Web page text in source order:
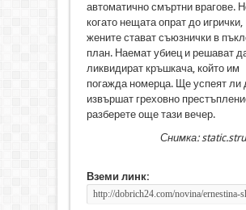
автоматично смъртни врагове.
когато нещата опрат до игрички,
жените стават съюзнички в
план. Наемат убиец и решават
ликвидират кръшкача, който им
погажда номерца. Ще успеят ли
извършат греховно
разберете още тази вечер.
Снимка:
Вземи линк: